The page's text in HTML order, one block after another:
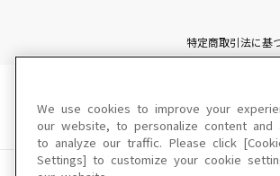
特定商取引法に基
このサイトに掲
We use cookies to improve your
our website, to personalize content and
to analyze our traffic. Please click
Settings] to customize your cookie